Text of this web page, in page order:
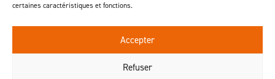
certaines caractéristiques et fonctions.
Accepter
Refuser
Follow us
Contact us